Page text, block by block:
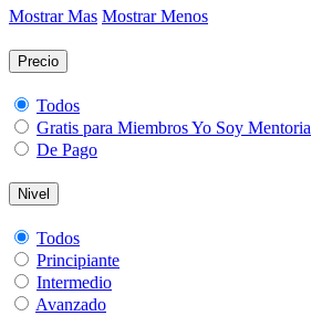
Mostrar Mas Mostrar Menos
Precio
Todos
Gratis para Miembros Yo Soy Mentoria
De Pago
Nivel
Todos
Principiante
Intermedio
Avanzado